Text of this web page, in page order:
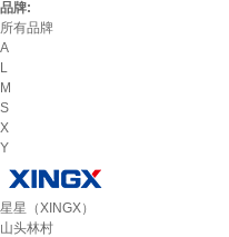
品牌:
所有品牌
A
L
M
S
X
Y
星星（XINGX）
山头林村